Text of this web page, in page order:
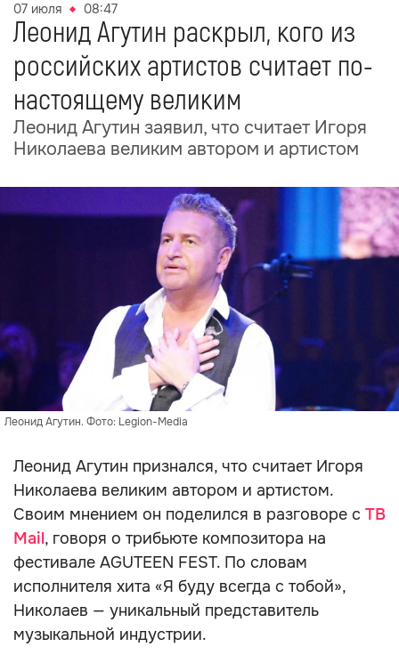
07 июля 08:47
Леонид Агутин раскрыл, кого из
российских артистов считает по-
настоящему великим
Леонид Агутин заявил, что считает Игоря
Николаева великим автором и артистом
Леонид Агутин. Фото: Legion-Media
Леонид Агутин признался, что считает Игоря
Николаева великим автором и артистом.
Своим мнением он поделился в разговоре с ТВ
Mail, говоря о трибьюте композитора на
фестивале AGUTEEN FEST. По словам
исполнителя хита «Я буду всегда с тобой»,
Николаев — уникальный представитель
музыкальной индустрии.